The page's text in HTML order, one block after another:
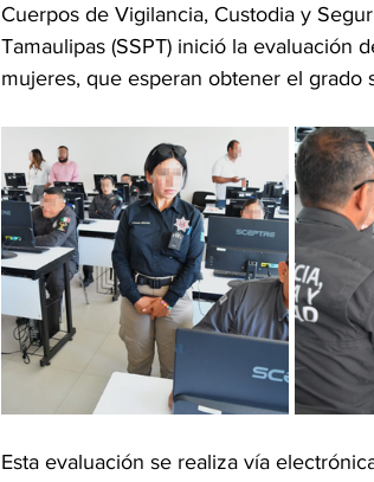
Cuerpos de Vigilancia, Custodia y
Tamaulipas (SSPT) inició la evaluación
mujeres, que esperan obtener el grado
Esta evaluación se realiza vía